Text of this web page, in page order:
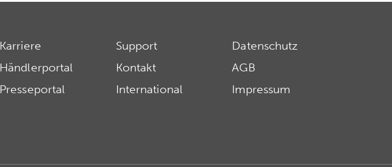
Karriere
Händlerportal
Presseportal
Support
Kontakt
International
Datenschutz
AGB
Impressum